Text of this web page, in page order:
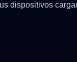
dispositivos